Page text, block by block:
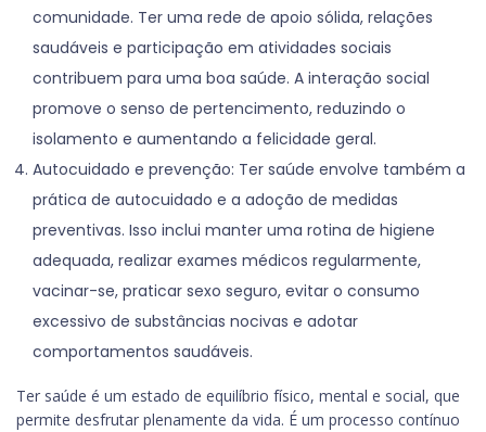
comunidade. Ter uma rede de apoio sólida, relações
saudáveis e participação em atividades sociais
contribuem para uma boa saúde. A interação social
promove o senso de pertencimento, reduzindo o
isolamento e aumentando a felicidade geral.
Autocuidado e prevenção: Ter saúde envolve também a
prática de autocuidado e a adoção de medidas
preventivas. Isso inclui manter uma rotina de higiene
adequada, realizar exames médicos regularmente,
vacinar-se, praticar sexo seguro, evitar o consumo
excessivo de substâncias nocivas e adotar
comportamentos saudáveis.
Ter saúde é um estado de equilíbrio físico, mental e social, que
permite desfrutar plenamente da vida. É um processo contínuo